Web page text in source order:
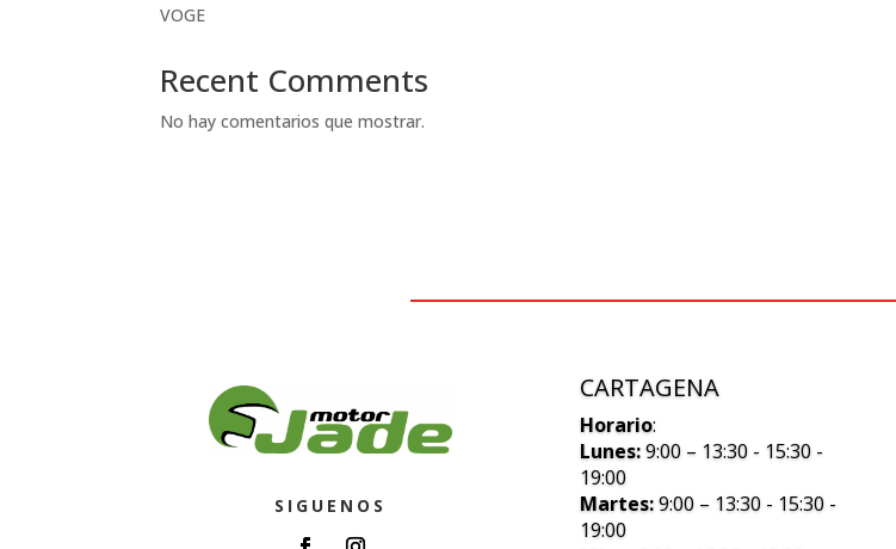
VOGE
Recent Comments
No hay comentarios que mostrar.
SIGUENOS
CARTAGENA
Horario:
Lunes:9:00 – 13:30 - 15:30 -
19:00
Martes:9:00 – 13:30 - 15:30 -
19:00